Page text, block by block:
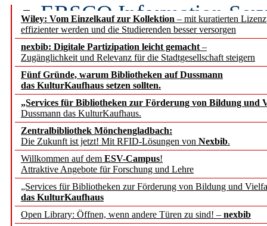
Wiley: Vom Einzelkauf zur Kollektion – mit kuratierten
effizienter werden und die Studierenden besser versorgen
nexbib: Digitale Partizipation leicht gemacht –
Zugänglichkeit und Relevanz für die Stadtgesellschaft steigern
Fünf Gründe, warum Bibliotheken auf Dussmann
das KulturKaufhaus setzen sollten.
„Services für Bibliotheken zur Förderung von Bildung und
Dussmann das KulturKaufhaus.
Zentralbibliothek Mönchengladbach:
Die Zukunft ist jetzt! Mit RFID-Lösungen von Nexbib.
Willkommen auf dem ESV-Campus!
Attraktive Angebote für Forschung und Lehre
„Services für Bibliotheken zur Förderung von Bildung und
das KulturKaufhaus
Open Library: Öffnen, wenn andere Türen zu sind! – nexbib
EBSCO Information
Recherchefunktionen in
Sorbisches Institut neu
Geschichte und
Künstliche Intelligenz
besser zu verstehen
„Leitbegriffe der
des BIÖG erscheinen